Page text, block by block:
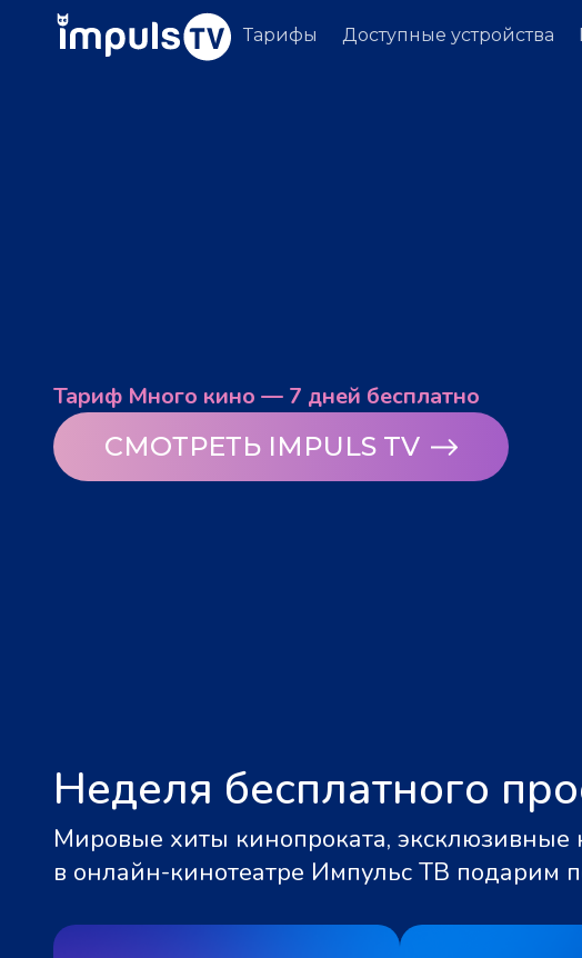
Тарифы Доступные устройства
Тариф Много кино — 7 дней бесплатно
СМОТРЕТЬ IMPULS TV
Неделя бесплатного
Мировые хиты кинопроката, эксклюзивные
в онлайн-кинотеатре Импульс ТВ подарим